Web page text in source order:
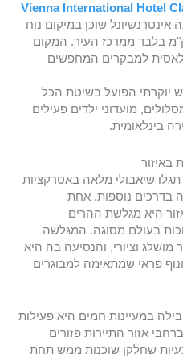
Vienna International Hotel
אינטרנשיונל שוכן במיקום נוח
שאנגז'י, במרחק של 2 ק"מ בלבד ממרכז העיר. המקום
למבקרים המחפשים
יוקרתי הפועל בשיטת הכל
מועדוני ילדים פעילים
בינלאומית.
באיזור
שיאבולי מלאה באטרקציות
בדרכים נוספות. אחת
היא מגלשת ההרים
בעולם מסוגה. המגלשה
מושלג וציורי, והנסיעה בה היא
פראי שמתאימה למבוגרים
במעיינות חמים היא פעילות
אזור התיירות פזורים
שחלקן שוכנות ממש תחת